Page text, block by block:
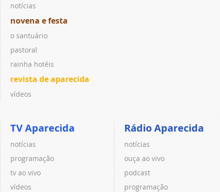
notícias
novena e festa
o santuário
pastoral
rainha hotéis
revista de aparecida
vídeos
TV Aparecida
notícias
programação
tv ao vivo
vídeos
Rádio Aparecida
notícias
ouça ao vivo
podcast
programação